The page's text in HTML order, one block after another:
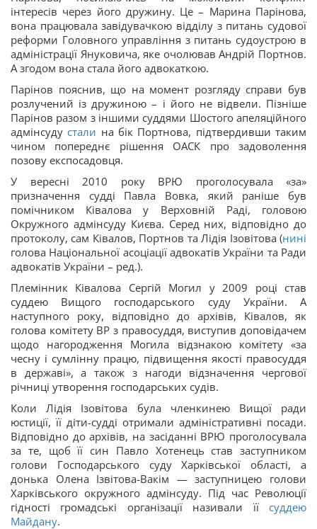
інтересів через його дружину. Це – Марина Парінова,
вона працювала завідувачкою відділу з питань судової
реформи Головного управління з питань судоустрою в
адміністрації Януковича, яке очолював Андрій Портнов.
А згодом вона стала його адвокаткою.
Парінов пояснив, що на момент розгляду справи був
розлучений із дружиною – і його не відвели. Пізніше
Парінов разом з іншими суддями Шостого апеляційного
адмінсудустали на бік Портнова, підтвердивши таким
чином попереднє рішення ОАСК про задоволення
позову експосадовця.
У вересні 2010 року ВРЮ проголосувала «за»
призначення судді Павла Вовка, який раніше був
помічником Ківалова у Верховній Раді, головою
Окружного адмінсуду Києва. Серед них, відповідно до
протоколу, сам Ківалов, Портнов та Лідія Ізовітова (нині
голова Національної асоціації адвокатів України та Ради
адвокатів України – ред.).
Племінник Ківалова Сергій Могил у 2009 році став
суддею Вищого господарського суду України. А
наступного року, відповідно до архівів, Ківалов, як
голова комітету ВР з правосуддя, виступив доповідачем
щодо нагородження Могила відзнакою комітету «за
чесну і сумлінну працю, підвищення якості правосуддя
в державі», а також з нагоди відзначення чергової
річниці утворення господарських судів.
Коли Лідія Ізовітова була членкинею Вищої ради
юстиції, її діти-судді отримали адміністративні посади.
Відповідно до архівів, на засіданні ВРЮ проголосувала
за те, щоб її син Павло Хотенець став заступником
голови Господарського суду Харківської області, а
донька Олена Ізвітова-Вакім — заступницею голови
Харківського окружного адмінсуду. Під час Революції
гідності громадські організації називали її суддею
Майдану.